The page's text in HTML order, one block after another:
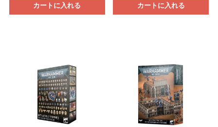
カートに入れる カートに入れる